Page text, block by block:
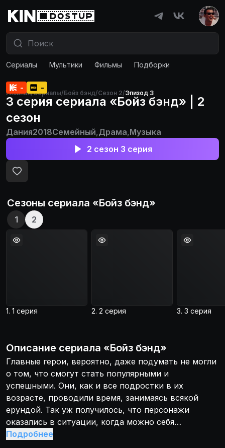
Сериалы Мультики Фильмы Подборки
Главная/Сериалы/Бойз бэнд/Сезон 2/Эпизод 3
- -
3 серия сериала «Бойз бэнд» | 2
сезон
Дания2018Семейный,Драма,Музыка
2 сезон 3 серия
Сезоны сериала «Бойз бэнд»
1 2
1. 1 серия 2. 2 серия 3. 3 серия
Описание сериала «Бойз бэнд»
Главные герои, вероятно, даже подумать не могли
о том, что смогут стать популярными и
успешными. Они, как и все подростки в их
возрасте, проводили время, занимаясь всякой
ерундой. Так уж получилось, что персонажи
оказались в ситуации, когда можно себя
попробовать в музыкальном конкурсе. Хватит уже
Подробнее